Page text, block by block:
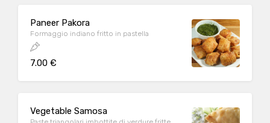
Paneer Pakora
Formaggio indiano fritto in pastella
7.00 €
Vegetable Samosa